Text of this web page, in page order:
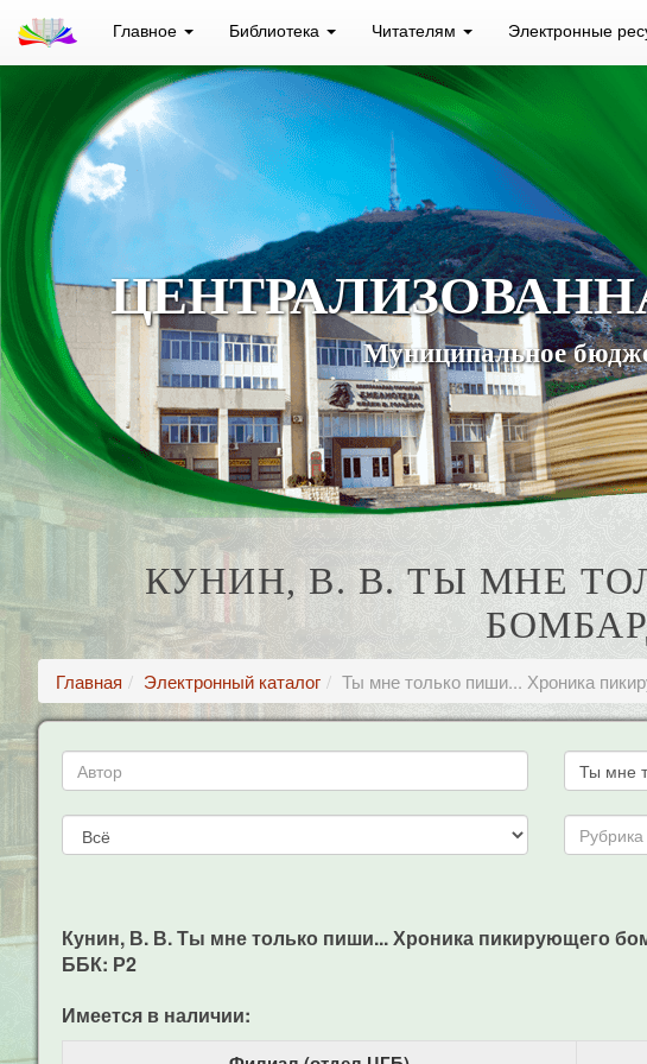
Главное Библиотека Читателям Электронные
Муниципальное
КУНИН, В. В. ТЫ МНЕ
Главная Электронный каталог Ты мне только пиши... Хроника
Кунин, В. В. Ты мне только пиши... Хроника пикирующего
ББК: Р2
Имеется в наличии: